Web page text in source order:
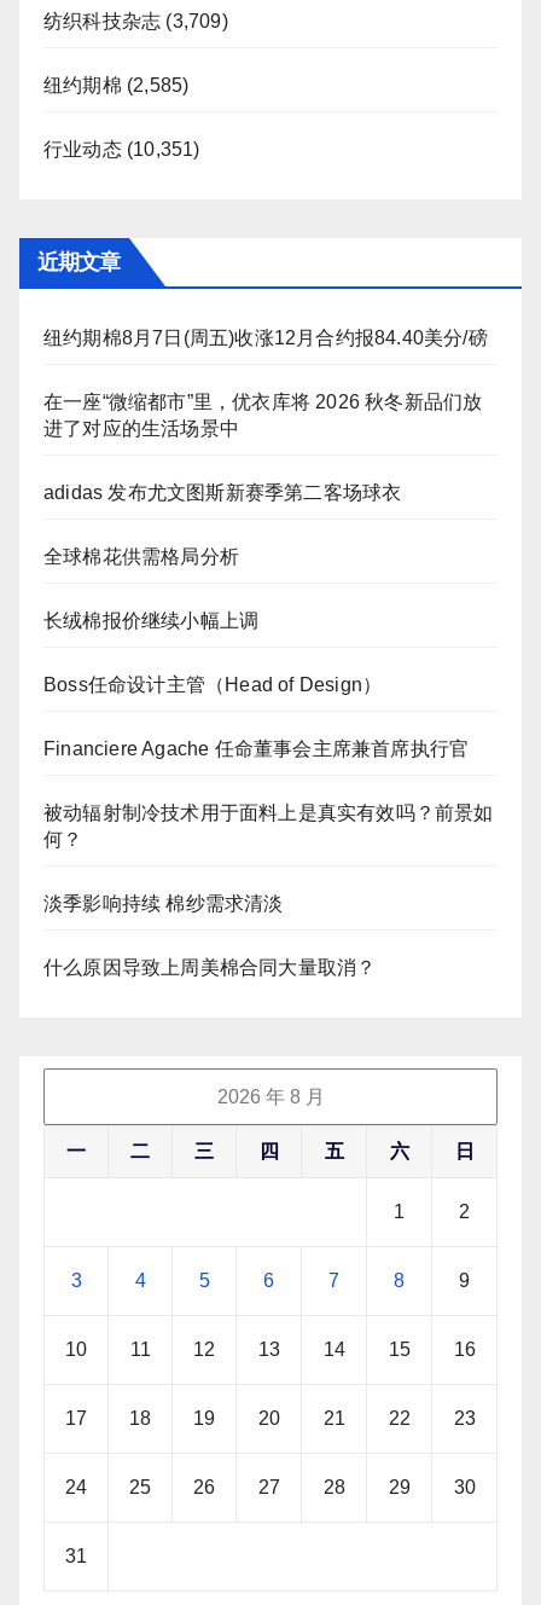
纺织科技杂志 (3,709)
纽约期棉 (2,585)
行业动态(10,351)
近期文章
纽约期棉8月7日(周五)收涨12月合约报84.40美分/磅
在一座“微缩都市”里，优衣库将 2026 秋冬新品们放
进了对应的生活场景中
adidas 发布尤文图斯新赛季第二客场球衣
全球棉花供需格局分析
长绒棉报价继续小幅上调
Boss任命设计主管（Head of Design）
Financiere Agache 任命董事会主席兼首席执行官
被动辐射制冷技术用于面料上是真实有效吗？前景如
何？
淡季影响持续 棉纱需求清淡
什么原因导致上周美棉合同大量取消？
2026 年 8 月
一 二 三 四 五 六 日
1 2
3 4 5 6 7 8 9
10 11 12 13 14 15 16
17 18 19 20 21 22 23
24 25 26 27 28 29 30
31